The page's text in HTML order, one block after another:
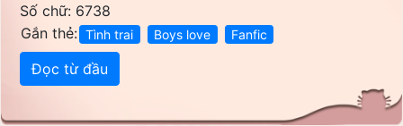
Số chữ: 6738
Gắn thẻ: Tình trai Boys love Fanfic
Đọc từ đầu